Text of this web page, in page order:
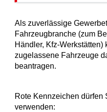
Als zuverlässige
Fahrzeugbranche (zum
Händler, Kfz-Werkstätten)
zugelassene Fahrzeuge
beantragen.
Rote Kennzeichen dürfen
verwenden: